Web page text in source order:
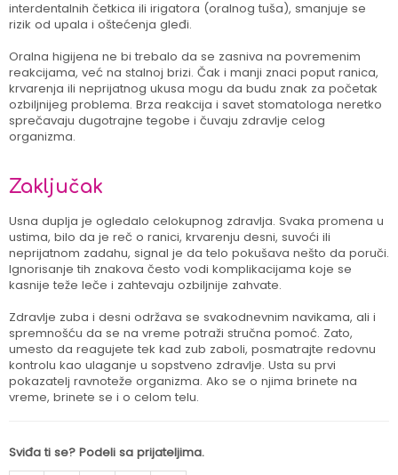
interdentalnih četkica ili irigatora (oralnog tuša), smanjuje se
rizik od upala i oštećenja gleđi.
Oralna higijena ne bi trebalo da se zasniva na povremenim
reakcijama, već na stalnoj brizi. Čak i manji znaci poput ranica,
krvarenja ili neprijatnog ukusa mogu da budu znak za početak
ozbiljnijeg problema. Brza reakcija i savet stomatologa neretko
sprečavaju dugotrajne tegobe i čuvaju zdravlje celog
organizma.
Zaključak
Usna duplja je ogledalo celokupnog zdravlja. Svaka promena u
ustima, bilo da je reč o ranici, krvarenju desni, suvoći ili
neprijatnom zadahu, signal je da telo pokušava nešto da poruči.
Ignorisanje tih znakova često vodi komplikacijama koje se
kasnije teže leče i zahtevaju ozbiljnije zahvate.
Zdravlje zuba i desni održava se svakodnevnim navikama, ali i
spremnošću da se na vreme potraži stručna pomoć. Zato,
umesto da reagujete tek kad zub zaboli, posmatrajte redovnu
kontrolu kao ulaganje u sopstveno zdravlje. Usta su prvi
pokazatelj ravnoteže organizma. Ako se o njima brinete na
vreme, brinete se i o celom telu.
Sviđa ti se? Podeli sa prijateljima.